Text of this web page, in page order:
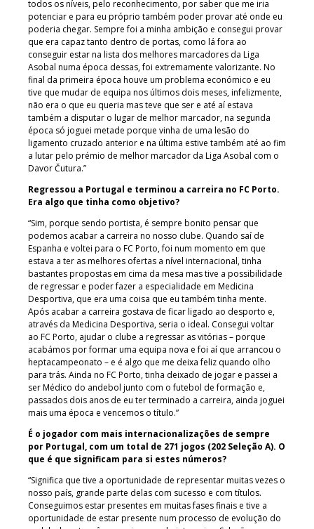
todos os níveis, pelo reconhecimento, por saber que me iria
potenciar e para eu próprio também poder provar até onde eu
poderia chegar. Sempre foi a minha ambição e consegui provar
que era capaz tanto dentro de portas, como lá fora ao
conseguir estar na lista dos melhores marcadores da Liga
Asobal numa época dessas, foi extremamente valorizante. No
final da primeira época houve um problema económico e eu
tive que mudar de equipa nos últimos dois meses, infelizmente,
não era o que eu queria mas teve que ser e até aí estava
também a disputar o lugar de melhor marcador, na segunda
época só joguei metade porque vinha de uma lesão do
ligamento cruzado anterior e na última estive também até ao fim
a lutar pelo prémio de melhor marcador da Liga Asobal com o
Davor Čutura.”
Regressou a Portugal e terminou a carreira no FC Porto.
Era algo que tinha como objetivo?
“Sim, porque sendo portista, é sempre bonito pensar que
podemos acabar a carreira no nosso clube. Quando saí de
Espanha e voltei para o FC Porto, foi num momento em que
estava a ter as melhores ofertas a nível internacional, tinha
bastantes propostas em cima da mesa mas tive a possibilidade
de regressar e poder fazer a especialidade em Medicina
Desportiva, que era uma coisa que eu também tinha mente.
Após acabar a carreira gostava de ficar ligado ao desporto e,
através da Medicina Desportiva, seria o ideal. Consegui voltar
ao FC Porto, ajudar o clube a regressar as vitórias – porque
acabámos por formar uma equipa nova e foi aí que arrancou o
heptacampeonato – e é algo que me deixa feliz quando olho
para trás. Ainda no FC Porto, tinha deixado de jogar e passei a
ser Médico do andebol junto com o futebol de formação e,
passados dois anos de eu ter terminado a carreira, ainda joguei
mais uma época e vencemos o título.”
É o jogador com mais internacionalizações de sempre
por Portugal, com um total de 271 jogos (202 Seleção A). O
que é que significam para si estes números?
“Significa que tive a oportunidade de representar muitas vezes o
nosso país, grande parte delas com sucesso e com títulos.
Conseguimos estar presentes em muitas fases finais e tive a
oportunidade de estar presente num processo de evolução do